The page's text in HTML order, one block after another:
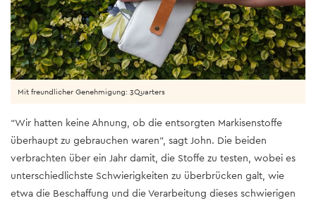
Mit freundlicher Genehmigung: 3Quarters
“Wir hatten keine Ahnung, ob die entsorgten Markisenstoffe
überhaupt zu gebrauchen waren”, sagt John. Die beiden
verbrachten über ein Jahr damit, die Stoffe zu testen, wobei es
unterschiedlichste Schwierigkeiten zu überbrücken galt, wie
etwa die Beschaffung und die Verarbeitung dieses schwierigen